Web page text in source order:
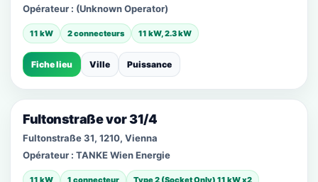
Opérateur : (Unknown Operator)
11 kW 2 connecteurs 11 kW, 2.3 kW
Fiche lieu Ville Puissance
Fultonstraße vor 31/4
Fultonstraße 31, 1210, Vienna
Opérateur : TANKE Wien Energie
11 kW 1 connecteur Type 2 (Socket Only) 11 kW x2